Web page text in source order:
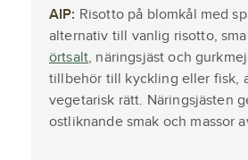
AIP: Risotto på blomkål med
alternativ till vanlig risotto,
örtsalt, näringsjäst och
tillbehör till kyckling eller fisk,
vegetarisk rätt. Näringsjästen
ostliknande smak och massor